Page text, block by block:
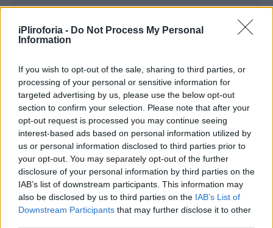
iPliroforia - Do Not Process My Personal
Information
If you wish to opt-out of the sale, sharing to third parties, or
processing of your personal or sensitive information for
targeted advertising by us, please use the below opt-out
section to confirm your selection. Please note that after your
opt-out request is processed you may continue seeing
interest-based ads based on personal information utilized by
us or personal information disclosed to third parties prior to
your opt-out. You may separately opt-out of the further
disclosure of your personal information by third parties on the
IAB’s list of downstream participants. This information may
also be disclosed by us to third parties on the IAB’s List of
Downstream Participants that may further disclose it to other
«Μηχανή γκολ» τον χαρακτήρισαν οι Τούρκοι
Συνεντεύξεις 18/11/2025
Δήμητρα Δερζέκου: «Λέω τη δική μου
αλήθεια»